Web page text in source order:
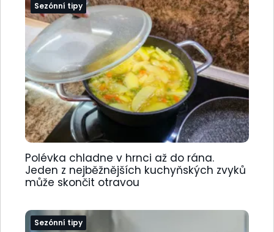
Sezónní tipy
Polévka chladne v hrnci až do rána.
Jeden z nejběžnějších kuchyňských zvyků
může skončit otravou
Sezónní tipy